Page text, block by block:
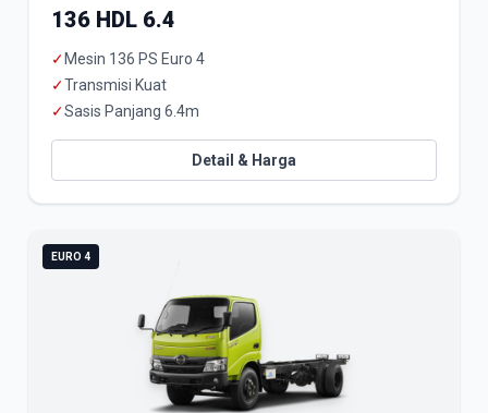
136 HDL 6.4
✓ Mesin 136 PS Euro 4
✓Transmisi Kuat
✓Sasis Panjang 6.4m
Detail & Harga
EURO 4